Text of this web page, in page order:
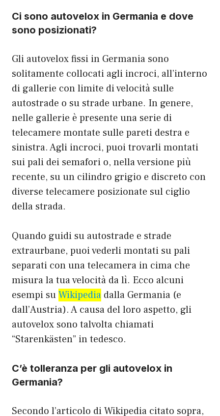
Ci sono autovelox in Germania e dove
sono posizionati?
Gli autovelox fissi in Germania sono
solitamente collocati agli incroci, all’interno
di gallerie con limite di velocità sulle
autostrade o su strade urbane. In genere,
nelle gallerie è presente una serie di
telecamere montate sulle pareti destra e
sinistra. Agli incroci, puoi trovarli montati
sui pali dei semafori o, nella versione più
recente, su un cilindro grigio e discreto con
diverse telecamere posizionate sul ciglio
della strada.
Quando guidi su autostrade e strade
extraurbane, puoi vederli montati su pali
separati con una telecamera in cima che
misura la tua velocità da lì. Ecco alcuni
esempi suWikipedia dalla Germania (e
dall’Austria). A causa del loro aspetto, gli
autovelox sono talvolta chiamati
“Starenkästen” in tedesco.
C’è tolleranza per gli autovelox in
Germania?
Secondo l’articolo di Wikipedia citato sopra,